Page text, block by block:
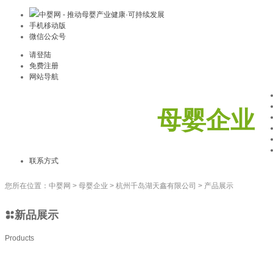
中婴网 - 推动母婴产业健康·可持续发展
手机移动版
微信公众号
请登陆
免费注册
网站导航
母婴企业
联系方式
您所在位置： 中婴网 > 母婴企业 > 杭州千岛湖天鑫有限公司 > 产品展示
新品展示
Products